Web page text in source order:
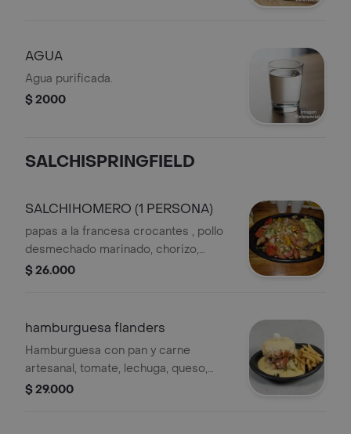
AGUA
Agua purificada.
$ 2000
SALCHISPRINGFIELD
SALCHIHOMERO (1 PERSONA)
papas a la francesa crocantes , pollo
desmechado marinado, chorizo,
costilla marinada, chicharrón,
gallo, guacamole, salsas
$ 26.000
hamburguesa flanders
Hamburguesa con pan y carne
artesanal, tomate, lechuga, queso,
tocineta, cebolla, huevo de codorniz.
$ 29.000